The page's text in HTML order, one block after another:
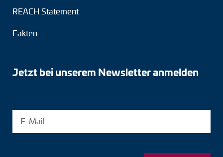
REACH Statement
Fakten
Jetzt bei unserem Newsletter anmelden